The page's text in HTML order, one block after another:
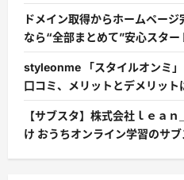
ドメイン取得からホームペー
なら“全部まとめて”安心スター
styleonme 「スタイルオンミ
口コミ、メリットとデメリット
【サブスタ】株式会社ｌｅａｎ
け おうちオンライン学習のサブ